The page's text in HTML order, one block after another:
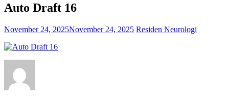
Auto Draft 16
November 24, 2025November 24, 2025 Residen Neurologi